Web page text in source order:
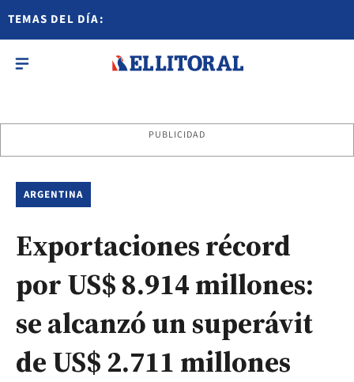
TEMAS DEL DÍA:
PUBLICIDAD
ARGENTINA
Exportaciones récord
por US$ 8.914 millones:
se alcanzó un superávit
de US$ 2.711 millones